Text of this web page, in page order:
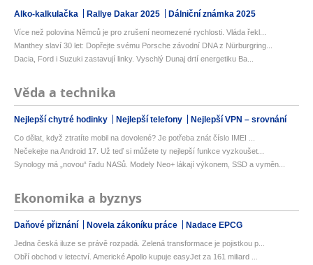
Alko-kalkulačka Rallye Dakar 2025 Dálniční známka 2025
Více než polovina Němců je pro zrušení neomezené rychlosti. Vláda řekl...
Manthey slaví 30 let: Dopřejte svému Porsche závodní DNA z Nürburgring...
Dacia, Ford i Suzuki zastavují linky. Vyschlý Dunaj drtí energetiku Ba...
Věda a technika
Nejlepší chytré hodinky Nejlepší telefony Nejlepší VPN – srovnání
Co dělat, když ztratíte mobil na dovolené? Je potřeba znát číslo IMEI ...
Nečekejte na Android 17. Už teď si můžete ty nejlepší funkce vyzkoušet...
Synology má „novou“ řadu NASů. Modely Neo+ lákají výkonem, SSD a vyměn...
Ekonomika a byznys
Daňové přiznání Novela zákoníku práce Nadace EPCG
Jedna česká iluze se právě rozpadá. Zelená transformace je pojistkou p...
Obří obchod v letectví. Americké Apollo kupuje easyJet za 161 miliard ...